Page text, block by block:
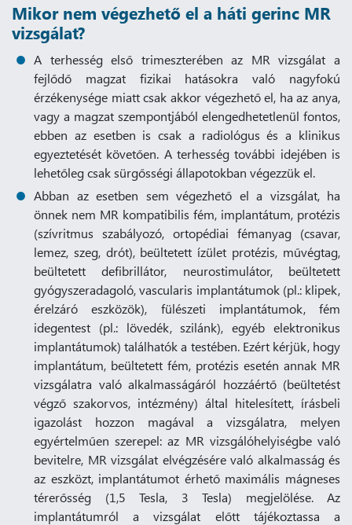
Mikor nem végezhető el a háti gerinc MR
vizsgálat?
A terhesség első trimeszterében az MR vizsgálat a
fejlődő magzat fizikai hatásokra való nagyfokú
érzékenysége miatt csak akkor végezhető el, ha az anya,
vagy a magzat szempontjából elengedhetetlenül fontos,
ebben az esetben is csak a radiológus és a klinikus
egyeztetését követően. A terhesség további idejében is
lehetőleg csak sürgősségi állapotokban végezzük el.
Abban az esetben sem végezhető el a vizsgálat, ha
önnek nem MR kompatibilis fém, implantátum, protézis
(szívritmus szabályozó, ortopédiai fémanyag (csavar,
lemez, szeg, drót), beültetett ízület protézis, művégtag,
beültetett defibrillátor, neurostimulátor, beültetett
gyógyszeradagoló, vascularis implantátumok (pl.: klipek,
érelzáró eszközök), fülészeti implantátumok, fém
idegentest (pl.: lövedék, szilánk), egyéb elektronikus
implantátumok) találhatók a testében. Ezért kérjük, hogy
implantátum, beültetett fém, protézis esetén annak MR
vizsgálatra való alkalmasságáról hozzáértő (beültetést
végző szakorvos, intézmény) által hitelesített, írásbeli
igazolást hozzon magával a vizsgálatra, melyen
egyértelműen szerepel: az MR vizsgálóhelyiségbe való
bevitelre, MR vizsgálat elvégzésére való alkalmasság és
az eszközt, implantátumot érhető maximális mágneses
térerősség (1,5 Tesla, 3 Tesla) megjelölése. Az
implantátumról a vizsgálat előtt tájékoztassa a